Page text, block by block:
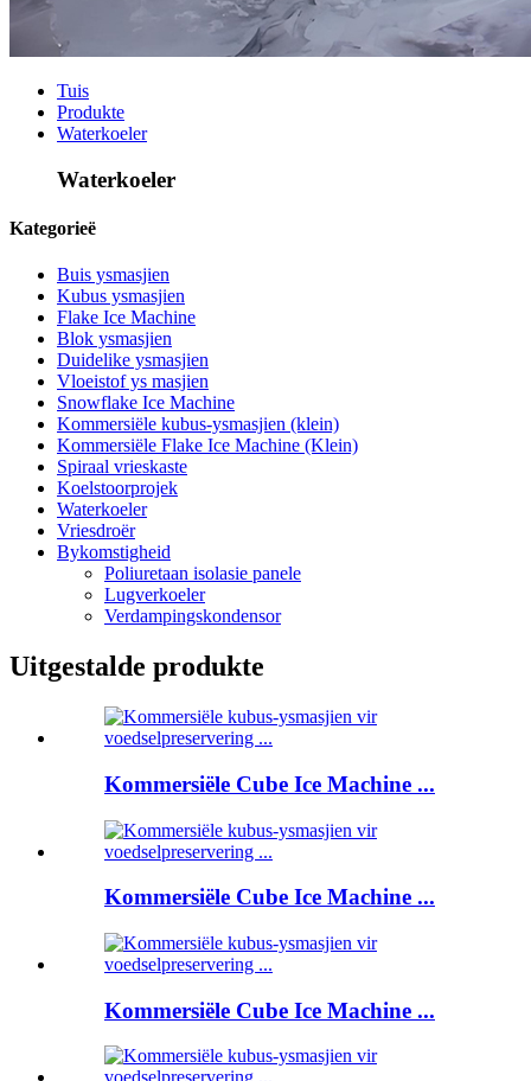
Tuis
Produkte
Waterkoeler
Waterkoeler
Kategorieë
Buis ysmasjien
Kubus ysmasjien
Flake Ice Machine
Blok ysmasjien
Duidelike ysmasjien
Vloeistof ys masjien
Snowflake Ice Machine
Kommersiële kubus-ysmasjien (klein)
Kommersiële Flake Ice Machine (Klein)
Spiraal vrieskaste
Koelstoorprojek
Waterkoeler
Vriesdroër
Bykomstigheid
Poliuretaan isolasie panele
Lugverkoeler
Verdampingskondensor
Uitgestalde produkte
Kommersiële Cube Ice Machine ...
Kommersiële Cube Ice Machine ...
Kommersiële Cube Ice Machine ...